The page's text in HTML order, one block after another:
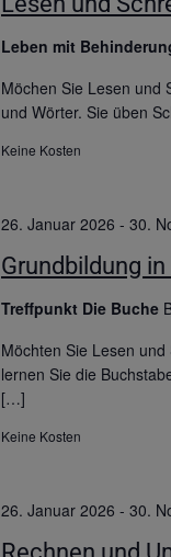
Leben mit
Möchen Sie Lesen und
und Wörter. Sie üben
Keine Kosten
Grundbildung
26. Januar 2026 - 30.
Treffpunkt Die Buche
Möchten Sie Lesen
lernen Sie die
[…]
Keine Kosten
26. Januar 2026 - 30.